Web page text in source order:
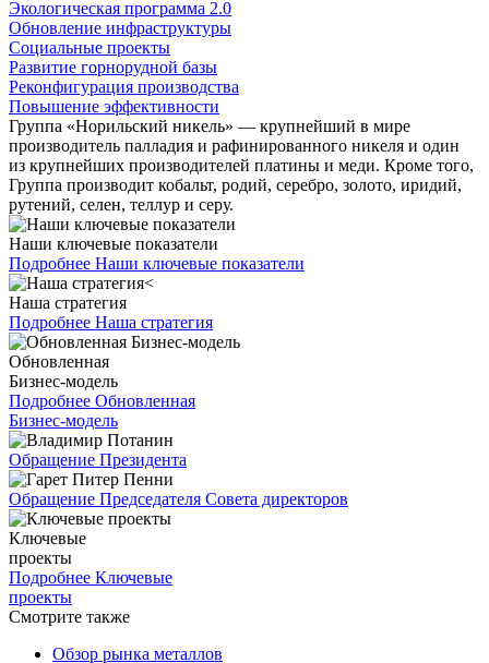
Экологическая программа 2.0
Обновление инфраструктуры
Социальные проекты
Развитие горнорудной базы
Реконфигурация производства
Повышение эффективности
Группа «Норильский никель» — крупнейший в мире
производитель палладия и рафинированного никеля и один
из крупнейших производителей платины и меди. Кроме того,
Группа производит кобальт, родий, серебро, золото, иридий,
рутений, селен, теллур и серу.
Наши ключевые показатели
Подробнее Наши ключевые показатели
Наша стратегия
Подробнее Наша стратегия
Обновленная
Бизнес-модель
Подробнее Обновленная
Бизнес-модель
Обращение Президента
Обращение Председателя Совета директоров
Ключевые
проекты
Подробнее Ключевые
проекты
Смотрите также
Обзор рынка металлов